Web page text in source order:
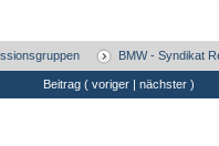
BMW - Syndikat
Beitrag ( voriger | nächster )